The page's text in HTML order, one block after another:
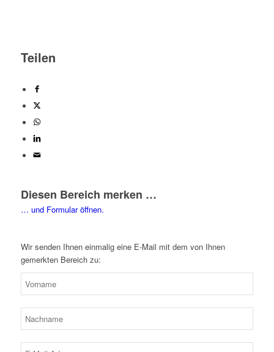
Teilen
Diesen Bereich merken …
… und Formular öffnen.
Wir senden Ihnen einmalig eine E-Mail mit dem von Ihnen
gemerkten Bereich zu: